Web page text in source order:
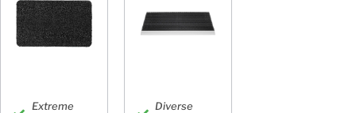
Extreme
Diverse